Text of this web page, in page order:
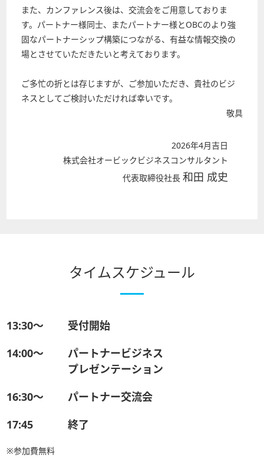
また、カンファレンス後は、交流会をご用意しておりま
す。パートナー様同士、またパートナー様とOBCのより強
固なパートナーシップ構築につながる、有益な情報交換の
場とさせていただきたいと考えております。
ご多忙の折とは存じますが、ご参加いただき、貴社のビジ
ネスとしてご検討いただければ幸いです。
敬具
2026年4月吉日
株式会社オービックビジネスコンサルタント
代表取締役社長 和田 成史
タイムスケジュール
13:30〜 受付開始
14:00〜
パートナービジネス
プレゼンテーション
16:30〜 パートナー交流会
17:45 終了
※参加費無料